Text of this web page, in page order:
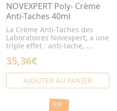
NOVEXPERT Poly- Crème
Anti-Taches 40ml
La Crème Anti-Taches des
Laboratoires Novexpert, a une
triple effet : anti-tache, ...
35,36€
AJOUTER AU PANIER